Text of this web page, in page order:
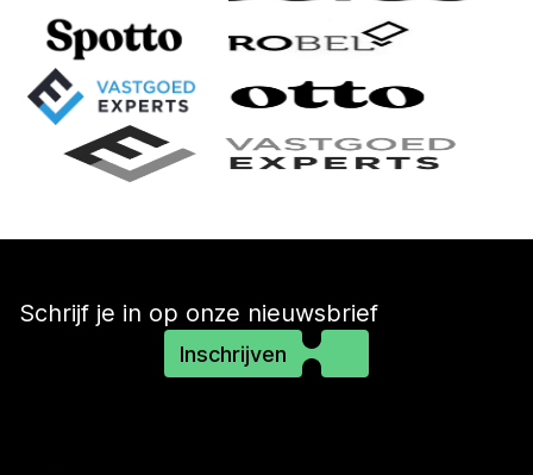
Schrijf je in op onze nieuwsbrief
Inschrijven